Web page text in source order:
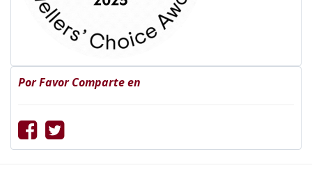
Por Favor Comparte en